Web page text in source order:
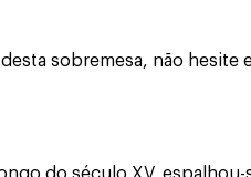
sobremesa, não hesite
do século XV,